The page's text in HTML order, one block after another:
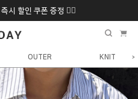
시 할인 쿠폰 증정 ❤️‍🔥
6 화 ~ 9/12월
OUTER KNIT